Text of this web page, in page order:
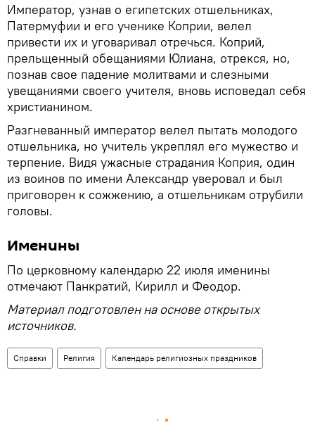
Император, узнав о египетских отшельниках,
Патермуфии и его ученике Коприи, велел
привести их и уговаривал отречься. Коприй,
прельщенный обещаниями Юлиана, отрекся, но,
познав свое падение молитвами и слезными
увещаниями своего учителя, вновь исповедал себя
христианином.
Разгневанный император велел пытать молодого
отшельника, но учитель укреплял его мужество и
терпение. Видя ужасные страдания Коприя, один
из воинов по имени Александр уверовал и был
приговорен к сожжению, а отшельникам отрубили
головы.
Именины
По церковному календарю 22 июля именины
отмечают Панкратий, Кирилл и Феодор.
Материал подготовлен на основе открытых
источников.
Справки Религия Календарь религиозных праздников